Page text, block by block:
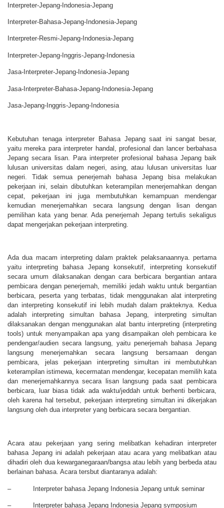
Interpreter-Jepang-Indonesia-Jepang
Interpreter-Bahasa-Jepang-Indonesia-Jepang
Interpreter-Resmi-Jepang-Indonesia-Jepang
Interpreter-Jepang-Inggris-Jepang-Indonesia
Jasa-Interpreter-Jepang-Indonesia-Jepang
Jasa-Interpreter-Bahasa-Jepang-Indonesia-Jepang
Jasa-Jepang-Inggris-Jepang-Indonesia
Kebutuhan tenaga interpreter Bahasa Jepang saat ini sangat besar,
yaitu mereka para interpreter handal, profesional dan lancer berbahasa
Jepang secara lisan. Para interpreter profesional bahasa Jepang baik
lulusan universitas dalam negeri, asing, atau lulusan universitas luar
negeri. Tidak semua penerjemah bahasa Jepang bisa melakukan
pekerjaan ini, selain dibutuhkan keterampilan menerjemahkan dengan
cepat, pekerjaan ini juga membutuhkan kemampuan mendengar
kemudian menerjemahkan secara langsung dengan lisan dengan
pemilihan kata yang benar. Ada penerjemah Jepang tertulis sekaligus
dapat mengerjakan pekerjaan interpreting.
Ada dua macam interpreting dalam praktek pelaksanaannya. pertama
yaitu interpreting bahasa Jepang konsekutif, interpreting konsekutif
secara umum dilaksanakan dengan cara berbicara bergantian antara
pembicara dengan penerjemah, memiliki jedah waktu untuk bergantian
berbicara, peserta yang terbatas, tidak menggunakan alat interpreting
dan interpreting konsekutif ini lebih mudah dalam prakteknya. Kedua
adalah interpreting simultan bahasa Jepang, interpreting simultan
dilaksanakan dengan menggunakan alat bantu interpreting (interpreting
tools) untuk menyampaikan apa yang disampaikan oleh pembicara ke
pendengar/audien secara langsung, yaitu penerjemah bahasa Jepang
langsung menerjemahkan secara langsung bersamaan dengan
pembicara, jelas pekerjaan interpreting simultan ini membutuhkan
keterampilan istimewa, kecermatan mendengar, kecepatan memilih kata
dan menerjemahkannya secara lisan langsung pada saat pembicara
berbicara, luar biasa tidak ada waktu/jeddah untuk berhenti berbicara,
oleh karena hal tersebut, pekerjaan interpreting simultan ini dikerjakan
langsung oleh dua interpreter yang berbicara secara bergantian.
Acara atau pekerjaan yang sering melibatkan kehadiran interpreter
bahasa Jepang ini adalah pekerjaan atau acara yang melibatkan atau
dihadiri oleh dua kewarganegaraan/bangsa atau lebih yang berbeda atau
berlainan bahasa. Acara tersbut diantaranya adalah:
– Interpreter bahasa Jepang Indonesia Jepang untuk seminar
– Interpreter bahasa Jepang Indonesia Jepang symposium